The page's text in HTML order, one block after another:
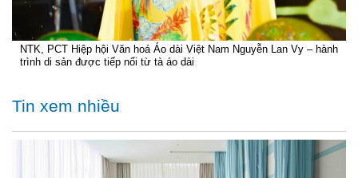
NTK, PCT Hiệp hội Văn hoá Áo dài Việt Nam Nguyễn Lan Vy – hành
trình di sản được tiếp nối từ tà áo dài
Tin xem nhiều